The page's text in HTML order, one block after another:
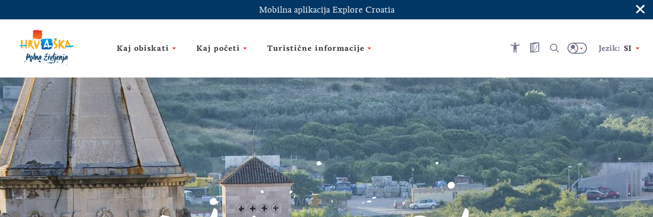
Mobilna aplikacija Explore Croatia ×
Kaj obiskati Kaj početi Turistične informacije Jezik: SI